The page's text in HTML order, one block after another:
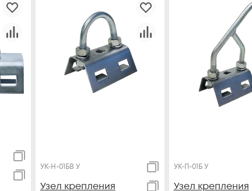
УК-Н-01БВ У
Узел крепления
УК-П-01Б У
Узел крепления